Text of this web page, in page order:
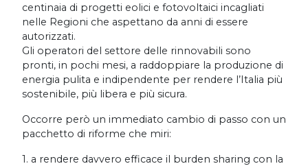
centinaia di progetti eolici e fotovoltaici incagliati
nelle Regioni che aspettano da anni di essere
autorizzati.
Gli operatori del settore delle rinnovabili sono
pronti, in pochi mesi, a raddoppiare la produzione di
energia pulita e indipendente per rendere l’Italia più
sostenibile, più libera e più sicura.
Occorre però un immediato cambio di passo con un
pacchetto di riforme che miri:
1. a rendere davvero efficace il burden sharing con la